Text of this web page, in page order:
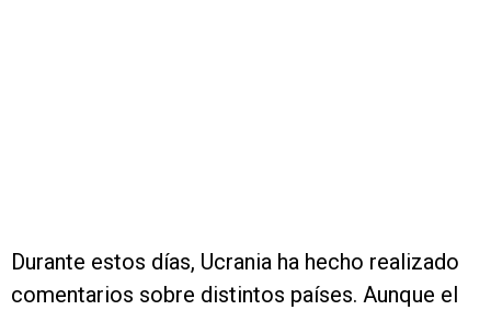
Durante estos días, Ucrania ha hecho realizado
comentarios sobre distintos países. Aunque el